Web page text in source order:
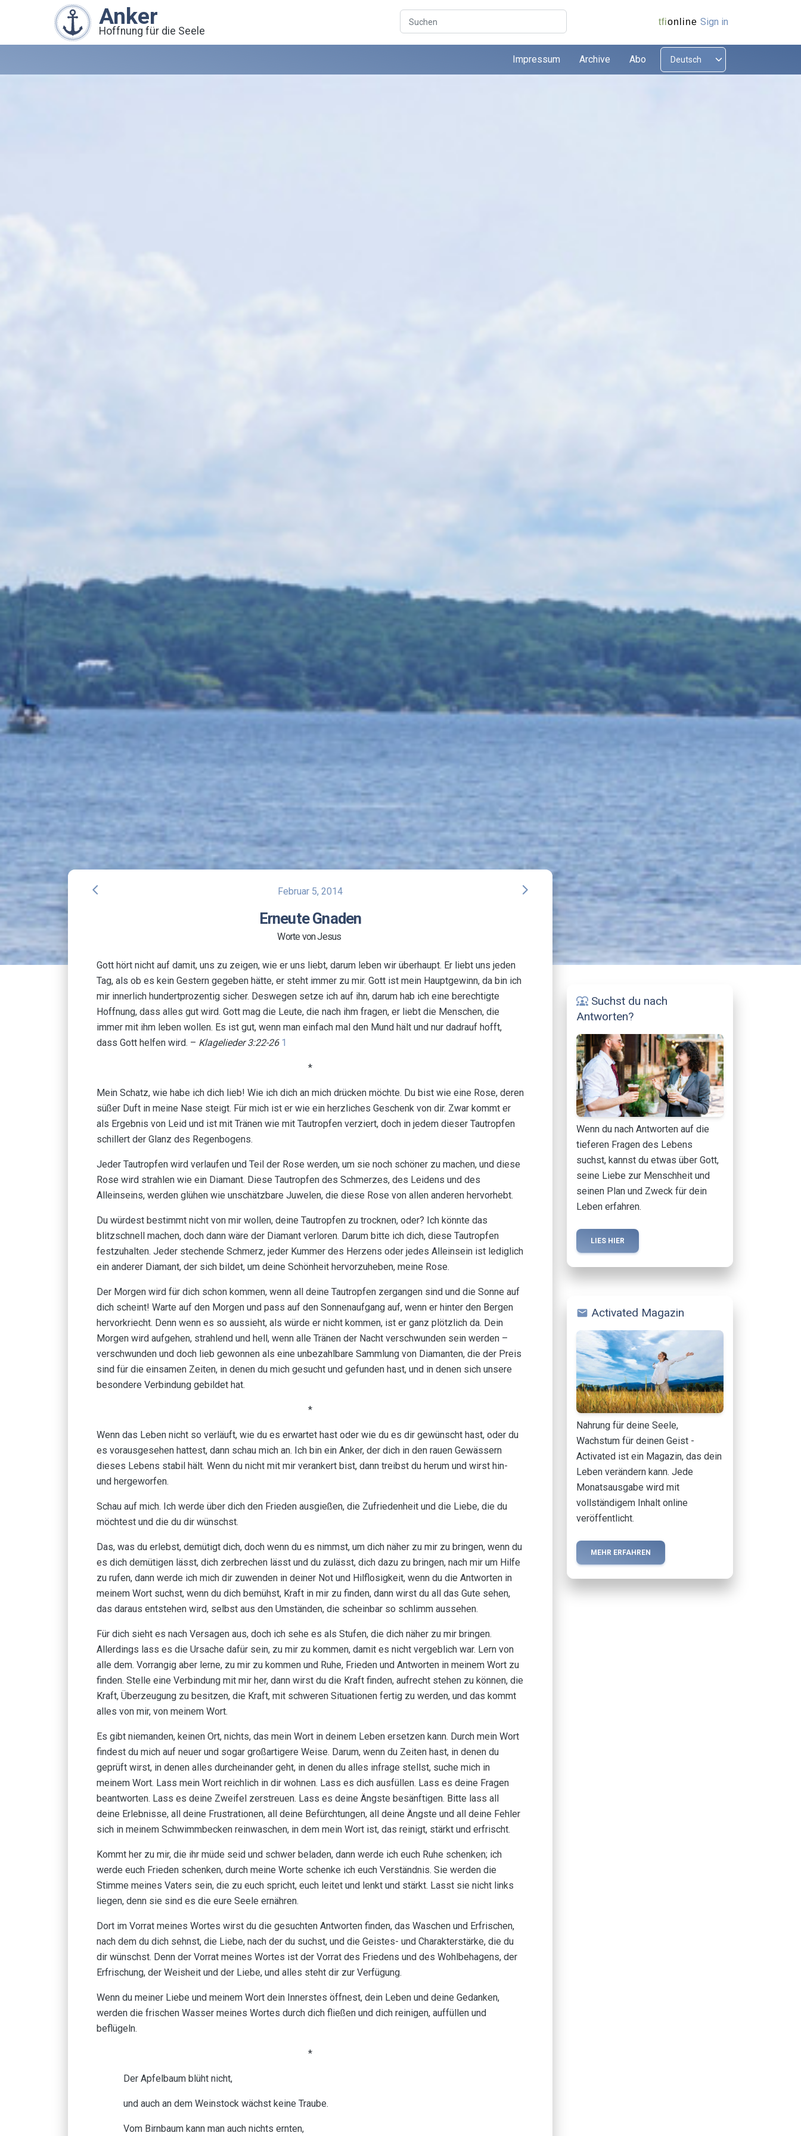
Anker
Hoffnung für die Seele
Suchen tfionline Sign in
Impressum Archive Abo
arrow_back_ios Februar 5, 2014 arrow_forward_ios
Erneute Gnaden
Worte von Jesus
Gott hört nicht auf damit, uns zu zeigen, wie er uns liebt, darum leben wir überhaupt. Er liebt uns jeden
Tag, als ob es kein Gestern gegeben hätte, er steht immer zu mir. Gott ist mein Hauptgewinn, da bin ich
mir innerlich hundertprozentig sicher. Deswegen setze ich auf ihn, darum hab ich eine berechtigte
Hoffnung, dass alles gut wird. Gott mag die Leute, die nach ihm fragen, er liebt die Menschen, die
immer mit ihm leben wollen. Es ist gut, wenn man einfach mal den Mund hält und nur dadrauf hofft,
dass Gott helfen wird. – Klagelieder 3:22-26 1
*
Mein Schatz, wie habe ich dich lieb! Wie ich dich an mich drücken möchte. Du bist wie eine Rose, deren
süßer Duft in meine Nase steigt. Für mich ist er wie ein herzliches Geschenk von dir. Zwar kommt er
als Ergebnis von Leid und ist mit Tränen wie mit Tautropfen verziert, doch in jedem dieser Tautropfen
schillert der Glanz des Regenbogens.
Jeder Tautropfen wird verlaufen und Teil der Rose werden, um sie noch schöner zu machen, und diese
Rose wird strahlen wie ein Diamant. Diese Tautropfen des Schmerzes, des Leidens und des
Alleinseins, werden glühen wie unschätzbare Juwelen, die diese Rose von allen anderen hervorhebt.
Du würdest bestimmt nicht von mir wollen, deine Tautropfen zu trocknen, oder? Ich könnte das
blitzschnell machen, doch dann wäre der Diamant verloren. Darum bitte ich dich, diese Tautropfen
festzuhalten. Jeder stechende Schmerz, jeder Kummer des Herzens oder jedes Alleinsein ist lediglich
ein anderer Diamant, der sich bildet, um deine Schönheit hervorzuheben, meine Rose.
Der Morgen wird für dich schon kommen, wenn all deine Tautropfen zergangen sind und die Sonne auf
dich scheint! Warte auf den Morgen und pass auf den Sonnenaufgang auf, wenn er hinter den Bergen
hervorkriecht. Denn wenn es so aussieht, als würde er nicht kommen, ist er ganz plötzlich da. Dein
Morgen wird aufgehen, strahlend und hell, wenn alle Tränen der Nacht verschwunden sein werden –
verschwunden und doch lieb gewonnen als eine unbezahlbare Sammlung von Diamanten, die der Preis
sind für die einsamen Zeiten, in denen du mich gesucht und gefunden hast, und in denen sich unsere
besondere Verbindung gebildet hat.
*
Wenn das Leben nicht so verläuft, wie du es erwartet hast oder wie du es dir gewünscht hast, oder du
es vorausgesehen hattest, dann schau mich an. Ich bin ein Anker, der dich in den rauen Gewässern
dieses Lebens stabil hält. Wenn du nicht mit mir verankert bist, dann treibst du herum und wirst hin-
und hergeworfen.
Schau auf mich. Ich werde über dich den Frieden ausgießen, die Zufriedenheit und die Liebe, die du
möchtest und die du dir wünschst.
Das, was du erlebst, demütigt dich, doch wenn du es nimmst, um dich näher zu mir zu bringen, wenn du
es dich demütigen lässt, dich zerbrechen lässt und du zulässt, dich dazu zu bringen, nach mir um Hilfe
zu rufen, dann werde ich mich dir zuwenden in deiner Not und Hilflosigkeit, wenn du die Antworten in
meinem Wort suchst, wenn du dich bemühst, Kraft in mir zu finden, dann wirst du all das Gute sehen,
das daraus entstehen wird, selbst aus den Umständen, die scheinbar so schlimm aussehen.
Für dich sieht es nach Versagen aus, doch ich sehe es als Stufen, die dich näher zu mir bringen.
Allerdings lass es die Ursache dafür sein, zu mir zu kommen, damit es nicht vergeblich war. Lern von
alle dem. Vorrangig aber lerne, zu mir zu kommen und Ruhe, Frieden und Antworten in meinem Wort zu
finden. Stelle eine Verbindung mit mir her, dann wirst du die Kraft finden, aufrecht stehen zu können, die
Kraft, Überzeugung zu besitzen, die Kraft, mit schweren Situationen fertig zu werden, und das kommt
alles von mir, von meinem Wort.
Es gibt niemanden, keinen Ort, nichts, das mein Wort in deinem Leben ersetzen kann. Durch mein Wort
findest du mich auf neuer und sogar großartigere Weise. Darum, wenn du Zeiten hast, in denen du
geprüft wirst, in denen alles durcheinander geht, in denen du alles infrage stellst, suche mich in
meinem Wort. Lass mein Wort reichlich in dir wohnen. Lass es dich ausfüllen. Lass es deine Fragen
beantworten. Lass es deine Zweifel zerstreuen. Lass es deine Ängste besänftigen. Bitte lass all
deine Erlebnisse, all deine Frustrationen, all deine Befürchtungen, all deine Ängste und all deine Fehler
sich in meinem Schwimmbecken reinwaschen, in dem mein Wort ist, das reinigt, stärkt und erfrischt.
Kommt her zu mir, die ihr müde seid und schwer beladen, dann werde ich euch Ruhe schenken; ich
werde euch Frieden schenken, durch meine Worte schenke ich euch Verständnis. Sie werden die
Stimme meines Vaters sein, die zu euch spricht, euch leitet und lenkt und stärkt. Lasst sie nicht links
liegen, denn sie sind es die eure Seele ernähren.
Dort im Vorrat meines Wortes wirst du die gesuchten Antworten finden, das Waschen und Erfrischen,
nach dem du dich sehnst, die Liebe, nach der du suchst, und die Geistes- und Charakterstärke, die du
dir wünschst. Denn der Vorrat meines Wortes ist der Vorrat des Friedens und des Wohlbehagens, der
Erfrischung, der Weisheit und der Liebe, und alles steht dir zur Verfügung.
Wenn du meiner Liebe und meinem Wort dein Innerstes öffnest, dein Leben und deine Gedanken,
werden die frischen Wasser meines Wortes durch dich fließen und dich reinigen, auffüllen und
beflügeln.
*
Der Apfelbaum blüht nicht,
und auch an dem Weinstock wächst keine Traube.
Vom Birnbaum kann man auch nichts ernten,
diversity_1 Suchst du nach
Antworten?
Wenn du nach Antworten auf die
tieferen Fragen des Lebens
suchst, kannst du etwas über Gott,
seine Liebe zur Menschheit und
seinen Plan und Zweck für dein
Leben erfahren.
LIES HIER
mail Activated Magazin
Nahrung für deine Seele,
Wachstum für deinen Geist -
Activated ist ein Magazin, das dein
Leben verändern kann. Jede
Monatsausgabe wird mit
vollständigem Inhalt online
veröffentlicht.
MEHR ERFAHREN